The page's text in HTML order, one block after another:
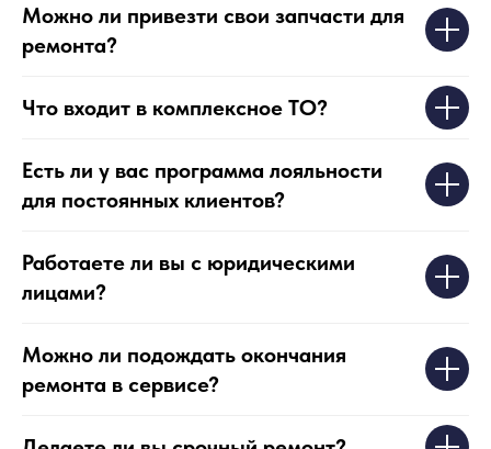
Можно ли привезти свои запчасти для
ремонта?
Что входит в комплексное ТО?
Есть ли у вас программа лояльности
для постоянных клиентов?
Работаете ли вы с юридическими
лицами?
Можно ли подождать окончания
ремонта в сервисе?